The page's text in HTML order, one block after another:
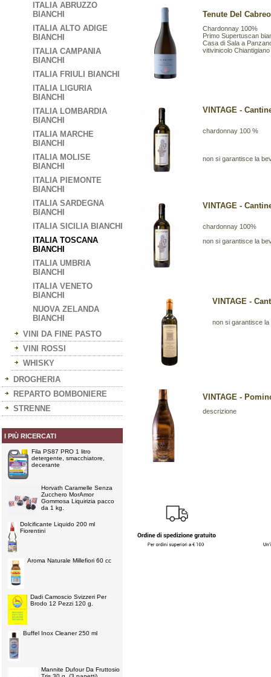
ITALIA ABRUZZO
BIANCHI
ITALIA ALTO ADIGE
BIANCHI
ITALIA CAMPANIA
BIANCHI
ITALIA FRIULI BIANCHI
ITALIA LIGURIA
BIANCHI
ITALIA LOMBARDIA
BIANCHI
ITALIA MARCHE
BIANCHI
ITALIA MOLISE
BIANCHI
ITALIA PIEMONTE
BIANCHI
ITALIA SARDEGNA
BIANCHI
ITALIA SICILIA BIANCHI
ITALIA TOSCANA
BIANCHI
ITALIA UMBRIA
BIANCHI
ITALIA VENETO
BIANCHI
NUOVA ZELANDA
BIANCHI
VINI DA FINE PASTO
VINI ROSSI
WHISKY
DROGHERIA
REPARTO BOMBONIERE
STRENNE
I PIÙ RICERCATI
Fila PS87 PRO 1 litro
detergente, smacchiatore,
decerante
Horvath Caramelle Senza
Zucchero MorAmor
Gommosa Liquirizia pacco
da 1 kg.
Dolcificante Liquido 200 ml
Fiorentini
Aroma Naturale Millefiori 60 cc
Dadi Camoscio Svizzeri Per
Brodo 12 Pezzi 120 g.
Buffel Inox Cleaner 250 ml
Mannite Dufour Da Fruttosio
Tenute Del
Chardonnay 100%
Primo Supertuscan
Casa di Sala a
vitivinicolo
VINTAGE -
chardonnay 100 %
non si garantisce la
VINTAGE -
chardonnay 100%
non si garantisce la
VINTAGE -
non si garantisce la
VINTAGE -
descrizione